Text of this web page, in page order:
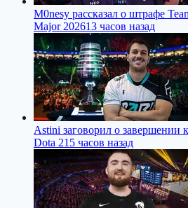
M0nesy рассказал о штрафе
Major 202613 часов назад
Astini заговорил о завершении
Dota 215 часов назад